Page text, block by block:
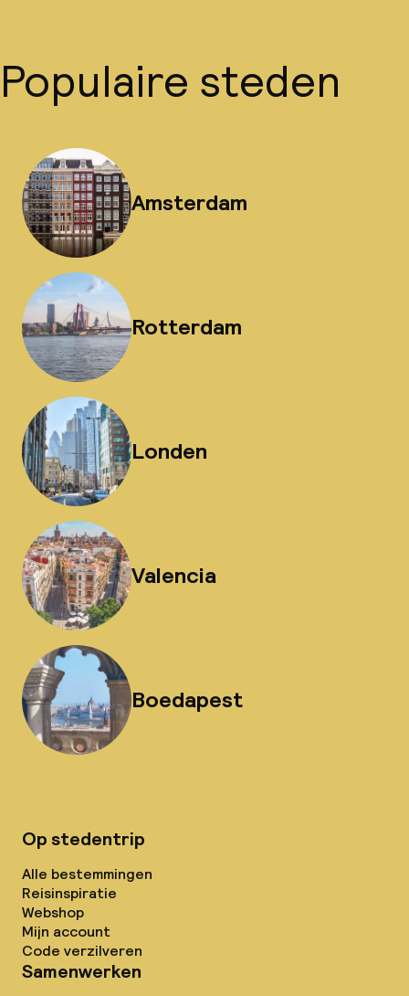
Populaire steden
Amsterdam
Rotterdam
Londen
Valencia
Boedapest
Op stedentrip
Alle bestemmingen
Reisinspiratie
Webshop
Mijn account
Code verzilveren
Samenwerken